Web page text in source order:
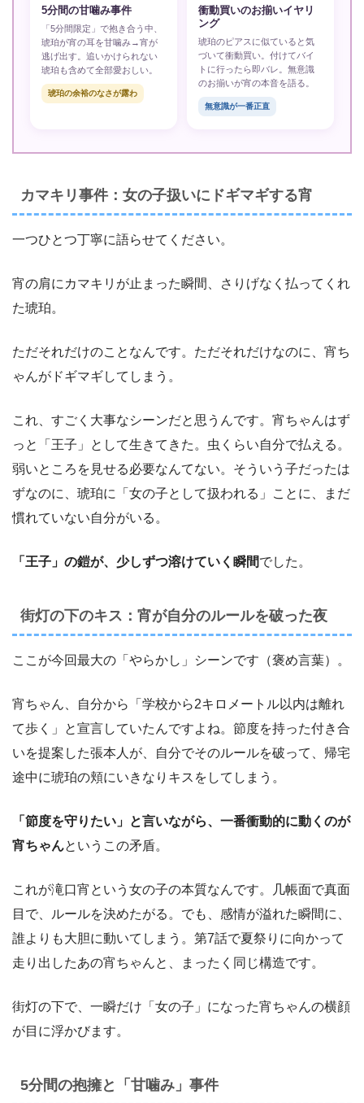
5分間の甘噛み事件
「5分間限定」で抱き合う中、
琥珀が宵の耳を甘噛み→宵が
逃げ出す。追いかけられない
琥珀も含めて全部愛おしい。
琥珀の余裕のなさが露わ
衝動買いのお揃いイヤリ
ング
琥珀のピアスに似ていると気
づいて衝動買い。付けてバイ
トに行ったら即バレ。無意識
のお揃いが宵の本音を語る。
無意識が一番正直
カマキリ事件：女の子扱いにドギマギする宵
一つひとつ丁寧に語らせてください。
宵の肩にカマキリが止まった瞬間、さりげなく払ってくれ
た琥珀。
ただそれだけのことなんです。ただそれだけなのに、宵ち
ゃんがドギマギしてしまう。
これ、すごく大事なシーンだと思うんです。宵ちゃんはず
っと「王子」として生きてきた。虫くらい自分で払える。
弱いところを見せる必要なんてない。そういう子だったは
ずなのに、琥珀に「女の子として扱われる」ことに、まだ
慣れていない自分がいる。
「王子」の鎧が、少しずつ溶けていく瞬間でした。
街灯の下のキス：宵が自分のルールを破った夜
ここが今回最大の「やらかし」シーンです（褒め言葉）。
宵ちゃん、自分から「学校から2キロメートル以内は離れ
て歩く」と宣言していたんですよね。節度を持った付き合
いを提案した張本人が、自分でそのルールを破って、帰宅
途中に琥珀の頬にいきなりキスをしてしまう。
「節度を守りたい」と言いながら、一番衝動的に動くのが
宵ちゃんというこの矛盾。
これが滝口宵という女の子の本質なんです。几帳面で真面
目で、ルールを決めたがる。でも、感情が溢れた瞬間に、
誰よりも大胆に動いてしまう。第7話で夏祭りに向かって
走り出したあの宵ちゃんと、まったく同じ構造です。
街灯の下で、一瞬だけ「女の子」になった宵ちゃんの横顔
が目に浮かびます。
5分間の抱擁と「甘噛み」事件